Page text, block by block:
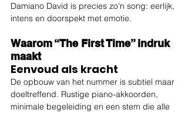
Damiano David is precies zo’n song: eerlijk,
intens en doorspekt met emotie.
Waarom “The First Time” indruk
maakt
Eenvoud als kracht
De opbouw van het nummer is subtiel maar
doeltreffend. Rustige piano-akkoorden,
minimale begeleiding en een stem die alle